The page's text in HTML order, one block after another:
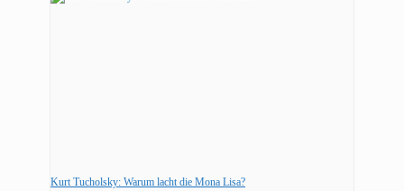
Kurt Tucholsky: Warum lacht die Mona Lisa?